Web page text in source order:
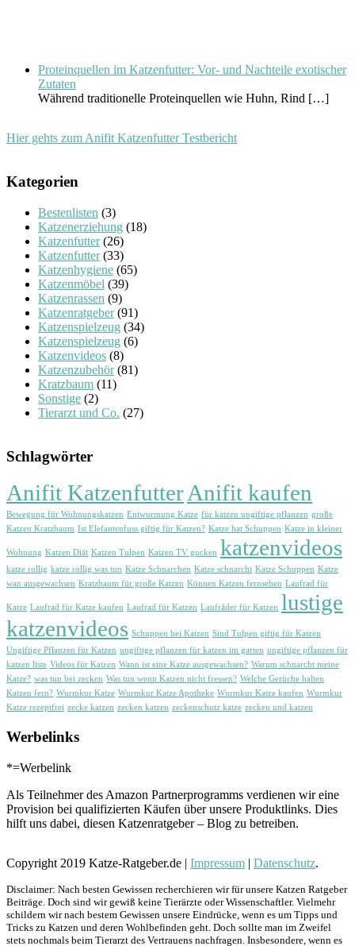
Proteinquellen im Katzenfutter: Vor- und Nachteile exotischer
Zutaten
Während traditionelle Proteinquellen wie Huhn, Rind […]
Hier gehts zum Anifit Katzenfutter Testbericht
Kategorien
Bestenlisten (3)
Katzenerziehung (18)
Katzenfutter(26)
Katzenfutter(33)
Katzenhygiene (65)
Katzenmöbel (39)
Katzenrassen (9)
Katzenratgeber(91)
Katzenspielzeug (34)
Katzenspielzeug (6)
Katzenvideos (8)
Katzenzubehör(81)
Kratzbaum (11)
Sonstige (2)
Tierarzt und Co. (27)
Schlagwörter
Anifit KatzenfutterAnifit kaufen
Bewegung für Wohnungskatzen Entwurmung Katze für katzen ungiftige pflanzen große
Katzen Kratzbaum Ist Elefantenfuss giftig für Katzen? Katze hat Schuppen Katze in kleiner
Wohnung Katzen Diät Katzen Tulpen Katzen TV gucken katzenvideos
katze rollig katze rollig was tun Katze Schnarchen Katze schnarcht Katze Schuppen Katze
wan ausgewachsen Kratzbaum für große Katzen Können Katzen fernsehen Laufrad für
Katze Laufrad für Katze kaufen Laufrad für Katzen Laufräder für Katzen lustige
katzenvideos Schuppen bei Katzen Sind Tulpen giftig für Katzen
Ungiftige Pflanzen für Katzen ungiftige pflanzen für katzen im garten ungiftige pflanzen für
katzen liste Videos für Katzen Wann ist eine Katze ausgewachsen? Warum schnarcht meine
Katze? was tun bei zecken Was tun wenn Katzen nicht fressen? Welche Gerüche halten
Katzen fern? Wurmkur Katze Wurmkur Katze Apotheke Wurmkur Katze kaufen Wurmkur
Katze rezeptfrei zecke katzen zecken katzen zeckenschutz katze zecken und katzen
Werbelinks
*=Werbelink
Als Teilnehmer des Amazon Partnerprogramms verdienen wir eine
Provision bei qualifizierten Käufen über unsere Produktlinks. Dies
hilft uns dabei, diesen Katzenratgeber – Blog zu betreiben.
Copyright 2019 Katze-Ratgeber.de | Impressum | Datenschutz.
Disclaimer: Nach besten Gewissen recherchieren wir für unsere Katzen Ratgeber
Beiträge. Doch sind wir gewiß keine Tierärzte oder Wissenschaftler. Vielmehr
schildern wir nach bestem Gewissen unsere Eindrücke, wenn es um Tipps und
Tricks zu Katzen und deren Wohlbefinden geht. Doch sollte man im Zweifel
stets nochmals beim Tierarzt des Vertrauens nachfragen. Insbesondere, wenn es